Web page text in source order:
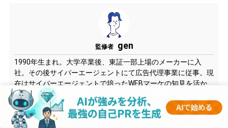
監修者 gen
1990年生まれ。大学卒業後、東証一部上場のメーカーに入
社。その後サイバーエージェントにて広告代理事業に従事。現
在はサイバーエージェントで培ったWEBマーケの知見を活か
しつつ、CareerMineの責任者として就活生に役立つ情報を発
信している。また自身の経験を活かし、学生への就職アドバイ
スを行っている。延べ1,000人以上の学生と面談を行い、さま
ざまな企業への内定に導いている。